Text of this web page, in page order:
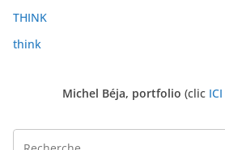
THINK
think
Michel Béja, portfolio (clic ICI